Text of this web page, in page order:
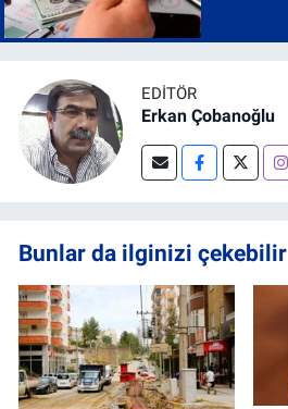
EDITÖR
Erkan Çobanoğlu
Bunlar da ilginizi çekebilir